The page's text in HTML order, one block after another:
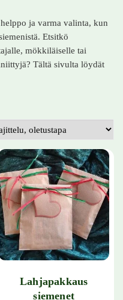
ja varma valinta, kun
Etsitkö
mökkiläiselle tai
Tältä sivulta löydät
Lahjapakkaus
siemenet